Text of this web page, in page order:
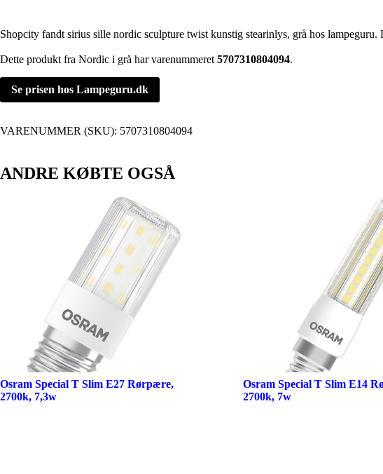
Shopcity fandt sirius sille nordic sculpture twist kunstig stearinlys, grå hos lampeguru.
Dette produkt fra Nordic i grå har varenummeret 5707310804094.
Se prisen hos Lampeguru.dk
VARENUMMER (SKU): 5707310804094
ANDRE KØBTE OGSÅ
Osram Special T Slim E27 Rørpære,
2700k, 7,3w
Osram Special T Slim E14
2700k, 7w